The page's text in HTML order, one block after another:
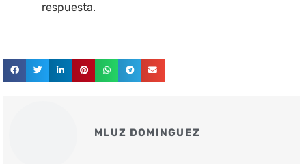
respuesta.
MLUZ DOMINGUEZ